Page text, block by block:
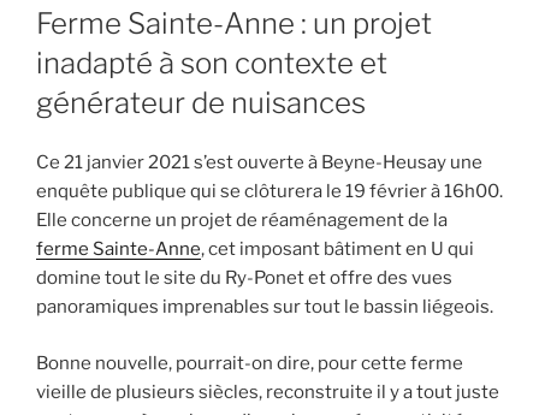
LE
Ferme Sainte-Anne : un projet
inadapté à son contexte et
générateur de nuisances
Ce 21 janvier 2021 s’est ouverte à Beyne-Heusay une
enquête publique qui se clôturera le 19 février à 16h00.
Elle concerne un projet de réaménagement de la
ferme Sainte-Anne, cet imposant bâtiment en U qui
domine tout le site du Ry-Ponet et offre des vues
panoramiques imprenables sur tout le bassin liégeois.
Bonne nouvelle, pourrait-on dire, pour cette ferme
vieille de plusieurs siècles, reconstruite il y a tout juste